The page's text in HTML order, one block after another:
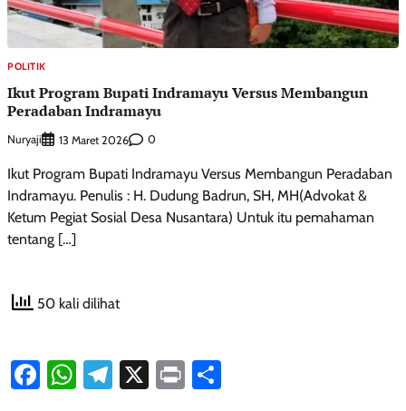
POLITIK
Ikut Program Bupati Indramayu Versus Membangun
Peradaban Indramayu
Nuryaji 13 Maret 2026 0
Ikut Program Bupati Indramayu Versus Membangun Peradaban
Indramayu. Penulis : H. Dudung Badrun, SH, MH(Advokat &
Ketum Pegiat Sosial Desa Nusantara) Untuk itu pemahaman
tentang […]
50 kali dilihat
Facebook
WhatsApp
Telegram
X Print